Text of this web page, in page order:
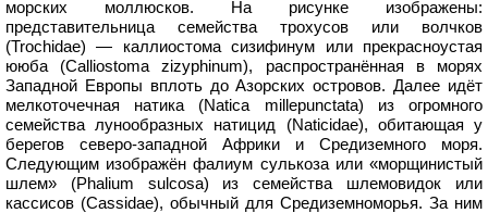
морских моллюсков. На рисунке изображены:
представительница семейства трохусов или волчков
(Trochidae) — каллиостома сизифинум или прекрасноустая
ююба (Calliostoma zizyphinum), распространённая в морях
Западной Европы вплоть до Азорских островов. Далее идёт
мелкоточечная натика (Natica millepunctata) из огромного
семейства лунообразных натицид (Naticidae), обитающая у
берегов северо-западной Африки и Средиземного моря.
Следующим изображён фалиум сулькоза или «морщинистый
шлем» (Phalium sulcosa) из семейства шлемовидок или
кассисов (Cassidae), обычный для Средиземноморья. За ним